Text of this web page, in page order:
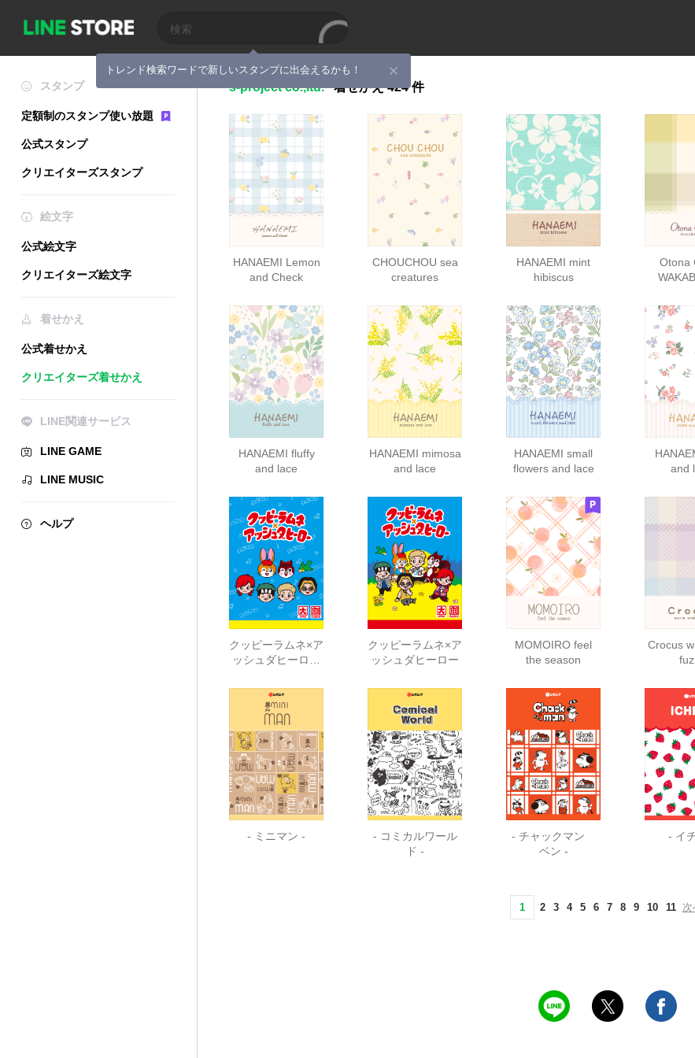
トレンド検索ワードで新しいスタンプに出会えるかも！
スタンプ
定額制のスタンプ使い放題
公式スタンプ
クリエイターズスタンプ
絵文字
公式絵文字
クリエイターズ絵文字
着せかえ
公式着せかえ
クリエイターズ着せかえ
LINE関連サービス
LINE GAME
LINE MUSIC
ヘルプ
s-project co.,ltd. 着せかえ 424 件
HANAEMI Lemon
and Check
CHOUCHOU sea
creatures
HANAEMI mint
hibiscus
Otona
HANAEMI fluffy
and lace
HANAEMI mimosa
and lace
HANAEMI small
flowers and lace
and
クッピーラムネ×ア
ッシュダヒーロー
クッピーラムネ×ア
ッシュダヒーロー
MOMOIRO feel
the season
Crocus
- ミニマン -
- コミカルワール
ド -
- チャックマン
ベン -
- イ
1 2 3 4 5 6 7 8 9 10 11 次